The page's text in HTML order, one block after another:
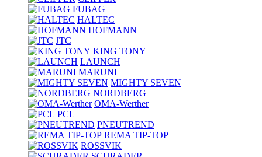
FUBAG
HALTEC
HOFMANN
JTC
KING TONY
LAUNCH
MARUNI
MIGHTY SEVEN
NORDBERG
OMA-Werther
PCL
PNEUTREND
REMA TIP-TOP
ROSSVIK